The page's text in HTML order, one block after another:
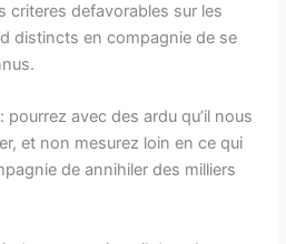
criteres defavorables sur les
distincts en compagnie de se
avec des ardu qu’il nous
et non mesurez loin en ce qui
de annihiler des milliers